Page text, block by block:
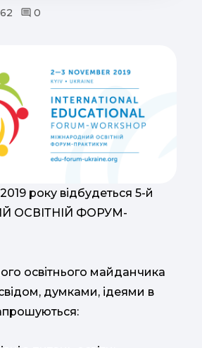
0
року відбудеться 5-й
ОСВІТНІЙ ФОРУМ-
освітнього майданчика
думками, ідеями в